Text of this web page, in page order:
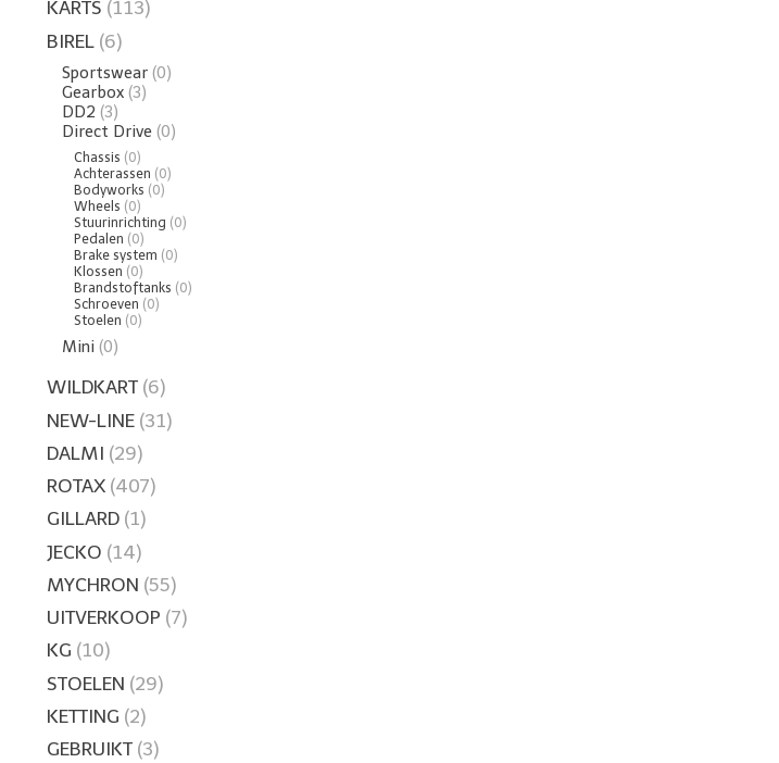
KARTS (113)
BIREL (6)
Sportswear (0)
Gearbox (3)
DD2 (3)
Direct Drive (0)
Chassis (0)
Achterassen (0)
Bodyworks (0)
Wheels (0)
Stuurinrichting (0)
Pedalen (0)
Brake system (0)
Klossen (0)
Brandstoftanks (0)
Schroeven (0)
Stoelen (0)
Mini (0)
WILDKART (6)
NEW-LINE (31)
DALMI (29)
ROTAX (407)
GILLARD (1)
JECKO (14)
MYCHRON (55)
UITVERKOOP (7)
KG (10)
STOELEN (29)
KETTING (2)
GEBRUIKT (3)